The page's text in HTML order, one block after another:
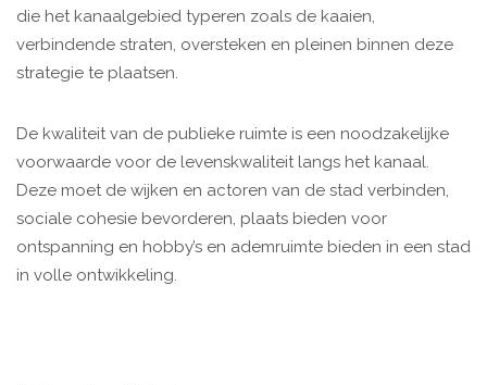
die het kanaalgebied typeren zoals de kaaien,
verbindende straten, oversteken en pleinen binnen deze
strategie te plaatsen.
De kwaliteit van de publieke ruimte is een noodzakelijke
voorwaarde voor de levenskwaliteit langs het kanaal.
Deze moet de wijken en actoren van de stad verbinden,
sociale cohesie bevorderen, plaats bieden voor
ontspanning en hobby’s en ademruimte bieden in een stad
in volle ontwikkeling.